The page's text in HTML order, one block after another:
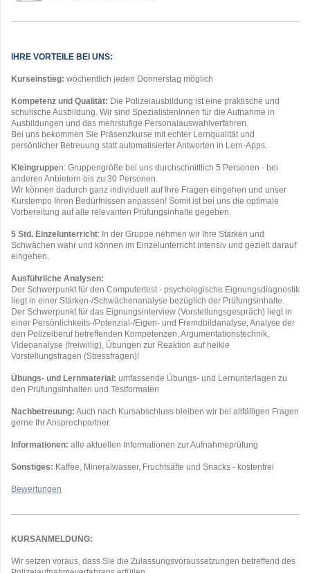
IHRE VORTEILE BEI UNS:
Kurseinstieg: wöchentlich jeden Donnerstag möglich
Kompetenz und Qualität: Die Polizeiausbildung ist eine praktische und
schulische Ausbildung. Wir sind SpezialistenInnen für die Aufnahme in
Ausbildungen und das mehrstufige Personalauswahlverfahren.
Bei uns bekommen Sie Präsenzkurse mit echter Lernqualität und
persönlicher Betreuung statt automatisierter Antworten in Lern-Apps.
Kleingruppen: Gruppengröße bei uns durchschnittlich 5 Personen - bei
anderen Anbietern bis zu 30 Personen.
Wir können dadurch ganz individuell auf Ihre Fragen eingehen und unser
Kurstempo Ihren Bedürfnissen anpassen! Somit ist bei uns die optimale
Vorbereitung auf alle relevanten Prüfungsinhalte gegeben.
5 Std. Einzelunterricht: In der Gruppe nehmen wir Ihre Stärken und
Schwächen wahr und können im Einzelunterricht intensiv und gezielt darauf
eingehen.
Ausführliche Analysen:
Der Schwerpunkt für den Computertest - psychologische Eignungsdiagnostik
liegt in einer Stärken-/Schwächenanalyse bezüglich der Prüfungsinhalte.
Der Schwerpunkt für das Eignungsinterview (Vorstellungsgespräch) liegt in
einer Persönlichkeits-/Potenzial-/Eigen- und Fremdbildanalyse, Analyse der
den Polizeiberuf betreffenden Kompetenzen, Argumentationstechnik,
Videoanalyse (freiwillig), Übungen zur Reaktion auf heikle
Vorstellungsfragen (Stressfragen)!
Übungs- und Lernmaterial: umfassende Übungs- und Lernunterlagen zu
den Prüfungsinhalten und Testformaten
Nachbetreuung: Auch nach Kursabschluss bleiben wir bei allfälligen Fragen
gerne Ihr Ansprechpartner.
Informationen: alle aktuellen Informationen zur Aufnahmeprüfung
Sonstiges: Kaffee, Mineralwasser, Fruchtsäfte und Snacks - kostenfrei
Bewertungen
KURSANMELDUNG:
Wir setzen voraus, dass Sie die Zulassungsvoraussetzungen betreffend des